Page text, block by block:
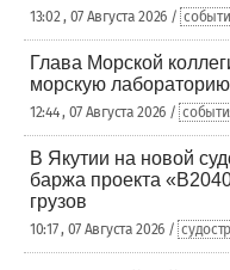
13:02 , 07 Августа 2026 /
Глава Морской
морскую
12:44 , 07 Августа 2026 /
В Якутии на новой
баржа проекта
грузов
10:17 , 07 Августа 2026 /